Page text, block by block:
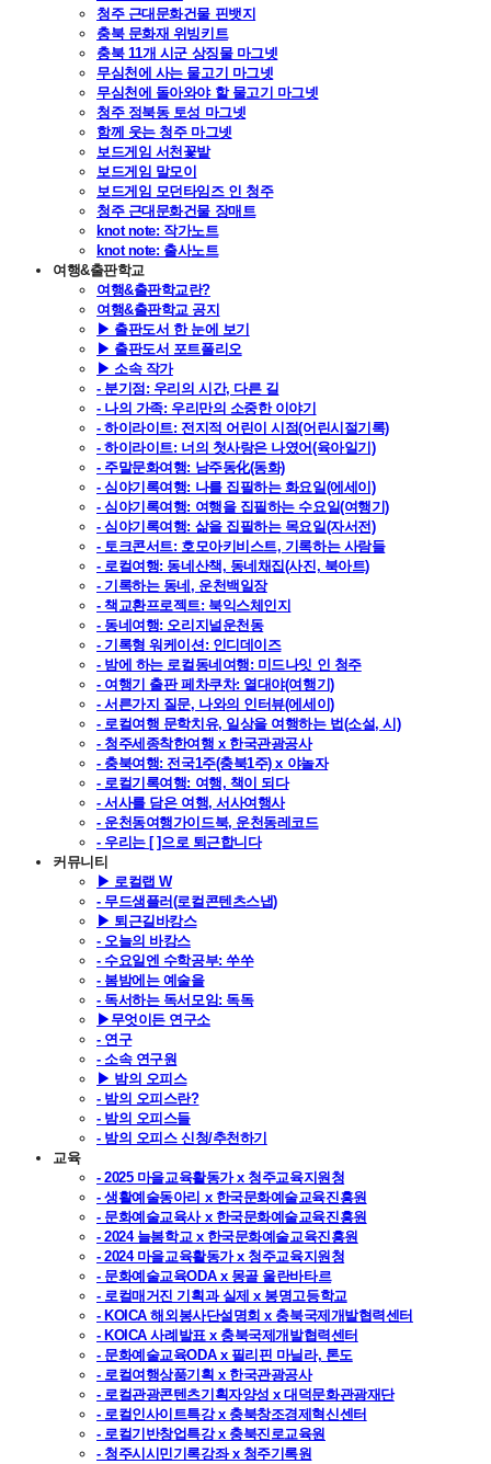
청주 근대문화건물 핀뱃지
충북 문화재 위빙키트
충북 11개 시군 상징물 마그넷
무심천에 사는 물고기 마그넷
무심천에 돌아와야 할 물고기 마그넷
청주 정북동 토성 마그넷
함께 웃는 청주 마그넷
보드게임 서천꽃밭
보드게임 말모이
보드게임 모던타임즈 인 청주
청주 근대문화건물 장매트
knot note: 작가노트
knot note: 출사노트
여행&출판학교
여행&출판학교란?
여행&출판학교 공지
▶ 출판도서 한 눈에 보기
▶ 출판도서 포트폴리오
▶ 소속 작가
- 분기점: 우리의 시간, 다른 길
- 나의 가족: 우리만의 소중한 이야기
- 하이라이트: 전지적 어린이 시점(어린시절기록)
- 하이라이트: 너의 첫사랑은 나였어(육아일기)
- 주말문화여행: 남주동化(동화)
- 심야기록여행: 나를 집필하는 화요일(에세이)
- 심야기록여행: 여행을 집필하는 수요일(여행기)
- 심야기록여행: 삶을 집필하는 목요일(자서전)
- 토크콘서트: 호모아키비스트, 기록하는 사람들
- 로컬여행: 동네산책, 동네채집(사진, 북아트)
- 기록하는 동네, 운천백일장
- 책교환프로젝트: 북익스체인지
- 동네여행: 오리지널운천동
- 기록형 워케이션: 인디데이즈
- 밤에 하는 로컬동네여행: 미드나잇 인 청주
- 여행기 출판 페차쿠차: 열대야(여행기)
- 서른가지 질문, 나와의 인터뷰(에세이)
- 로컬여행 문학치유, 일상을 여행하는 법(소설, 시)
- 청주세종착한여행 x 한국관광공사
- 충북여행: 전국1주(충북1주) x 야놀자
- 로컬기록여행: 여행, 책이 되다
- 서사를 담은 여행, 서사여행사
- 운천동여행가이드북, 운천동레코드
- 우리는 [ ]으로 퇴근합니다
커뮤니티
▶ 로컬랩 W
- 무드샘플러(로컬콘텐츠스냅)
▶ 퇴근길바캉스
- 오늘의 바캉스
- 수요일엔 수학공부: 쑤쑤
- 봄밤에는 예술을
- 독서하는 독서모임: 독독
▶무엇이든 연구소
- 연구
- 소속 연구원
▶ 밤의 오피스
- 밤의 오피스란?
- 밤의 오피스들
- 밤의 오피스 신청/추천하기
교육
- 2025 마을교육활동가 x 청주교육지원청
- 생활예술동아리 x 한국문화예술교육진흥원
- 문화예술교육사 x 한국문화예술교육진흥원
- 2024 늘봄학교 x 한국문화예술교육진흥원
- 2024 마을교육활동가 x 청주교육지원청
- 문화예술교육ODA x 몽골 울란바타르
- 로컬매거진 기획과 실제 x 봉명고등학교
- KOICA 해외봉사단설명회 x 충북국제개발협력센터
- KOICA 사례발표 x 충북국제개발협력센터
- 문화예술교육ODA x 필리핀 마닐라, 톤도
- 로컬여행상품기획 x 한국관광공사
- 로컬관광콘텐츠기획자양성 x 대덕문화관광재단
- 로컬인사이트특강 x 충북창조경제혁신센터
- 로컬기반창업특강 x 충북진로교육원
- 청주시시민기록강좌 x 청주기록원